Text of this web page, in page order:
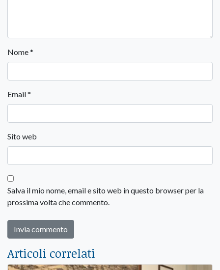
Nome*
Email*
Sito web
Salva il mio nome, email e sito web in questo browser per la
prossima volta che commento.
Articoli correlati